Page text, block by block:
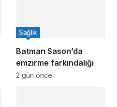
Batman Sason’da
emzirme farkındalığı
Sağlık
2 gün önce